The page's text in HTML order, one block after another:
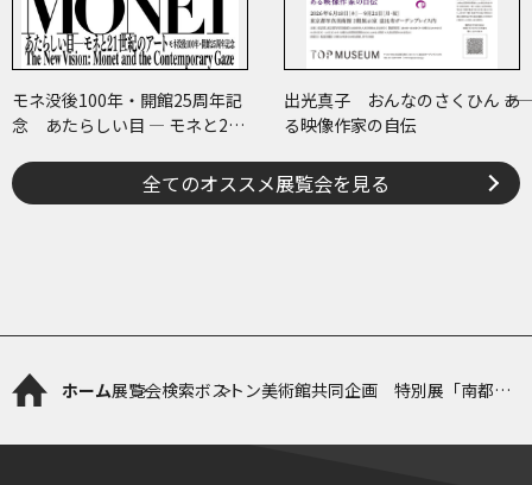
モネ没後100年・開館25周年記
念 あたらしい目 ― モネと21
出光真子 おんなのさくひん ――あ
る映像作家の自伝
全てのオススメ展覧会を見る
ホーム展覧会検索ボストン美術館共同企画 特別展「南都仏